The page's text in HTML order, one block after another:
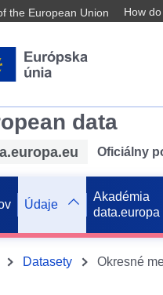
the European Union How
data
Oficiálny
Údaje
Akadémia
data.europa
Datasety Okresné